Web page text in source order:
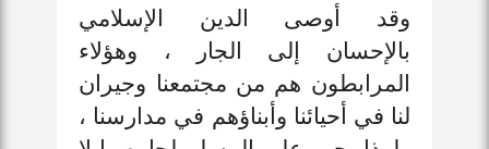
وقد أوصى الدين الإسلامي
بالإحسان إلى الجار ، وهؤلاء
المرابطون هم من مجتمعنا وجيران
لنا في أحيائنا وأبناؤهم في مدارسنا ،